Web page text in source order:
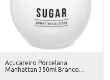
Açucareiro Porcelana
Manhattan 350ml Branco